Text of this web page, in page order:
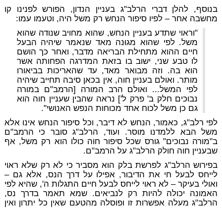
בנוסף, להלן דברי הרלב"ג בעניין הנדון, הפורש לפנינו קו
מחשבה אחר – לפיו סיפור הנחש רק משל היה, וטעמו עמו:
"וראוי שתדע בעניין הנחש, שהוא מחויב שנודה שהוא
משל. לפי שהוא מגוּנה מאד שנאמר שיהיה הבעל
חיים ההוא מתחילת הבריאה מדבר, ואחר כך הושם
לו טבע שני, ישוב בו בזאת המדרגה הפחותה אשר
הוא בה. וזה מבואר מאד, עד שהאריכות בביאורו
מותר. ואולם בעניין חוה, אין בכאן סיבה תחייב שיהיה
לפי המשל... ואולם הרב המורה [הרמב"ם במורה
נבוכים חלק ב' פרק ל'] נראה שהבין שעניין חוה הוא
גם כן משל לכוח אחד מכוחות הנפש האנושי".
לפי רלב"ג, כאמור, הנחש לא דיבר, וכל סיפור הנחש אינו אלא
משל הבא ללמדנו מוסר. ועוד, הרלב"ג סובר כי הרמב"ם
ב"מורה נבוכים" גורס שכל סיפור חוה כולו הוא רק משל, אף
שבעניין חוה חולק הרלב"ג על הרמב"ם.
בפירוש הרלב"ג לפרשת בלק הוא מסביר כי לא רק שלא ראוי
לייחס לבעל חי את הדיבור, אפילו על דרך הנס, אלא גם –
ואולי בעיקר – לא ראוי לייחס לבעל חיים התגלות ה', שהיא לפי
האמונה יכולה להיות רק לנביאים. שמא תאמר בדרך נס,
הרלב"ג מעלה אפשרות זו ופוסלה מהטעם שאין כל יתרון ואין